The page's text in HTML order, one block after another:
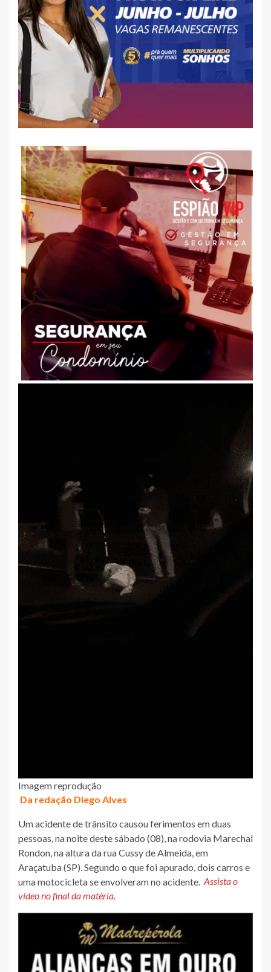
Imagem reprodução
Da redação Diego Alves
Um acidente de trânsito causou ferimentos em duas
pessoas, na noite deste sábado (08), na rodovia Marechal
Rondon, na altura da rua Cussy de Almeida, em
Araçatuba (SP). Segundo o que foi apurado, dois carros e
uma motocicleta se envolveram no acidente. Assista o
vídeo no final da matéria.